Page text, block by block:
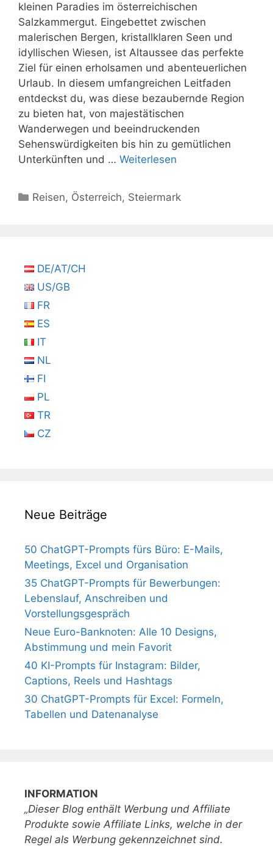
kleinen Paradies im österreichischen
Salzkammergut. Eingebettet zwischen
malerischen Bergen, kristallklaren Seen und
idyllischen Wiesen, ist Altaussee das perfekte
Ziel für einen erholsamen und abenteuerlichen
Urlaub. In diesem umfangreichen Leitfaden
entdeckst du, was diese bezaubernde Region
zu bieten hat, von majestätischen
Wanderwegen und beeindruckenden
Sehenswürdigkeiten bis hin zu gemütlichen
Unterkünften und … Weiterlesen
Kategorien
Reisen, Österreich, Steiermark
DE/AT/CH
US/GB
FR
ES
IT
NL
FI
PL
TR
CZ
Neue Beiträge
50 ChatGPT-Prompts fürs Büro: E-Mails,
Meetings, Excel und Organisation
35 ChatGPT-Prompts für Bewerbungen:
Lebenslauf, Anschreiben und
Vorstellungsgespräch
Neue Euro-Banknoten: Alle 10 Designs,
Abstimmung und mein Favorit
40 KI-Prompts für Instagram: Bilder,
Captions, Reels und Hashtags
30 ChatGPT-Prompts für Excel: Formeln,
Tabellen und Datenanalyse
INFORMATION
„Dieser Blog enthält Werbung und Affiliate
Produkte sowie Affiliate Links, welche in der
Regel als Werbung gekennzeichnet sind.